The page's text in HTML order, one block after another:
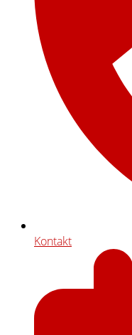
Kontakt